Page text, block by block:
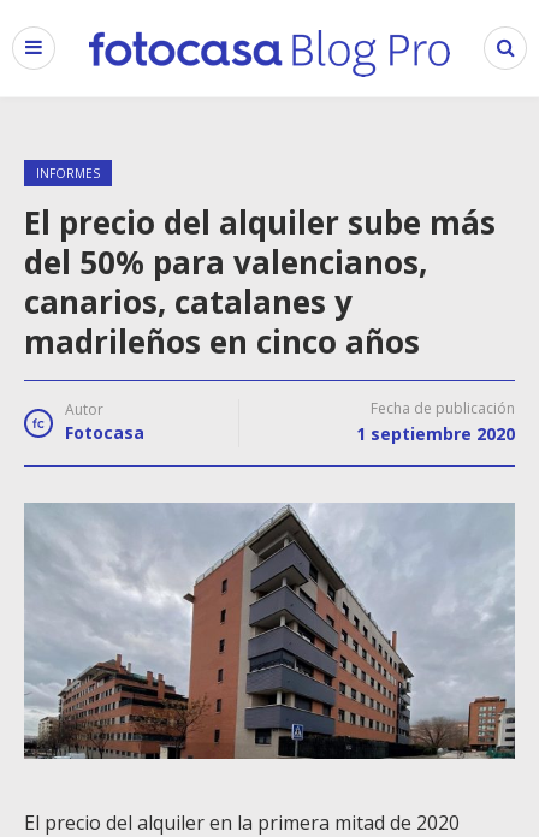
INFORMES
El precio del alquiler sube más
del 50% para valencianos,
canarios, catalanes y
madrileños en cinco años
Autor
Fotocasa
Fecha de publicación
1 septiembre 2020
El precio del alquiler en la primera mitad de 2020